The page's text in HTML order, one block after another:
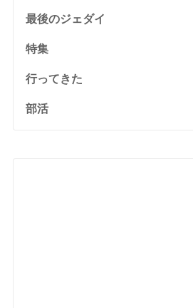
最後のジェダイ
特集
行ってきた
部活